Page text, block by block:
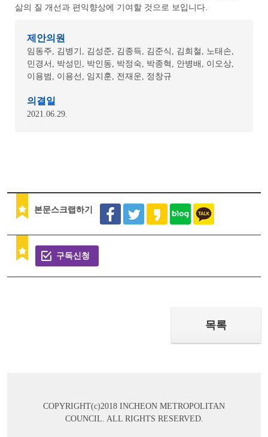
삶의 질 개선과 편익향상에 기여할 것으로 보입니다.
제안의원
임동주, 김병기, 김성준, 김종득, 김준식, 김희철, 노태손,
민경서, 박성민, 박인동, 박정숙, 박종혁, 안병배, 이오상,
이용범, 이용선, 임지훈, 전재운, 정창규
의결일
2021.06.29.
본문스크랩하기
구독신청
목록
COPYRIGHT(c)2018 INCHEON METROPOLITAN
COUNCIL. ALL RIGHTS RESERVED.